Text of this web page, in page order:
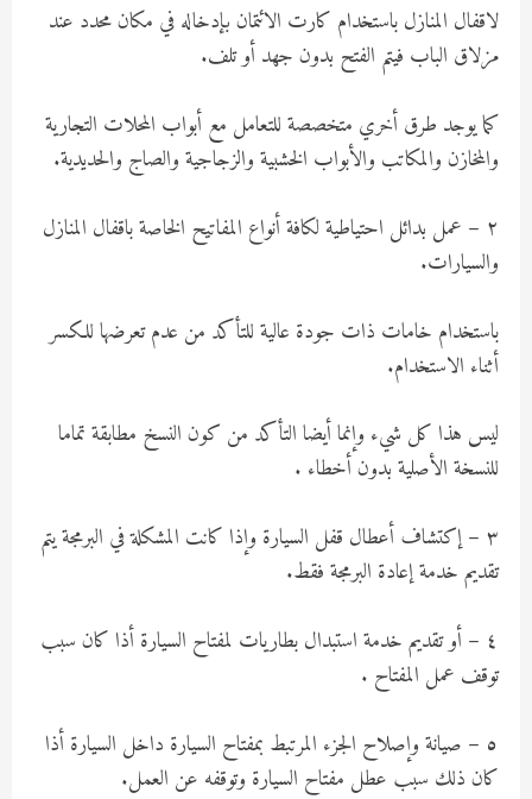
لاقفال المنازل باستخدام كارت الائتمان بإدخاله في مكان محدد عند
مزلاق الباب فيتم الفتح بدون جهد أو تلف.
كما يوجد طرق أخري متخصصة للتعامل مع أبواب المحلات التجارية
والمخازن والمكاتب والأبواب الخشبية والزجاجية والصاج والحديدية.
٢ – عمل بدائل احتياطية لكافة أنواع المفاتيح الخاصة باقفال المنازل
والسيارات.
باستخدام خامات ذات جودة عالية للتأكد من عدم تعرضها للكسر
أثناء الاستخدام.
ليس هذا كل شيء وإنما أيضا التأكد من كون النسخ مطابقة تماما
للنسخة الأصلية بدون أخطاء .
٣ – إكتشاف أعطال قفل السيارة وإذا كانت المشكلة في البرمجة يتم
تقديم خدمة إعادة البرمجة فقط.
٤ – أو تقديم خدمة استبدال بطاريات لمفتاح السيارة أذا كان سبب
توقف عمل المفتاح .
٥ – صيانة وإصلاح الجزء المرتبط بمفتاح السيارة داخل السيارة أذا
كان ذلك سبب عطل مفتاح السيارة وتوقفه عن العمل.